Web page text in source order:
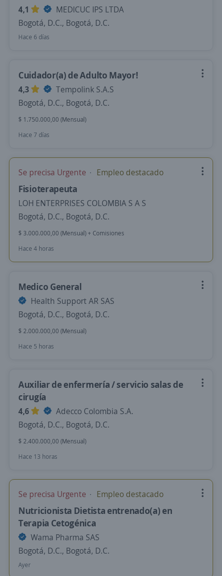
4,1
MEDICUC IPS LTDA
Bogotá, D.C., Bogotá, D.C.
Hace 6 días
Cuidador(a) de Adulto Mayor!
4,3
Tempolink S.A.S
Bogotá, D.C., Bogotá, D.C.
$ 1.750.000,00 (Mensual)
Hace 7 días
Se precisa Urgente Empleo destacado
Fisioterapeuta
LOH ENTERPRISES COLOMBIA S A S
Bogotá, D.C., Bogotá, D.C.
$ 3.000.000,00 (Mensual) + Comisiones
Hace 4 horas
Medico General
Health Support AR SAS
Bogotá, D.C., Bogotá, D.C.
$ 2.000.000,00 (Mensual)
Hace 5 horas
Auxiliar de enfermería / servicio salas de
cirugía
4,6
Adecco Colombia S.A.
Bogotá, D.C., Bogotá, D.C.
$ 2.400.000,00 (Mensual)
Hace 13 horas
Se precisa Urgente Empleo destacado
Nutricionista Dietista entrenado(a) en
Terapia Cetogénica
Wama Pharma SAS
Bogotá, D.C., Bogotá, D.C.
Ayer